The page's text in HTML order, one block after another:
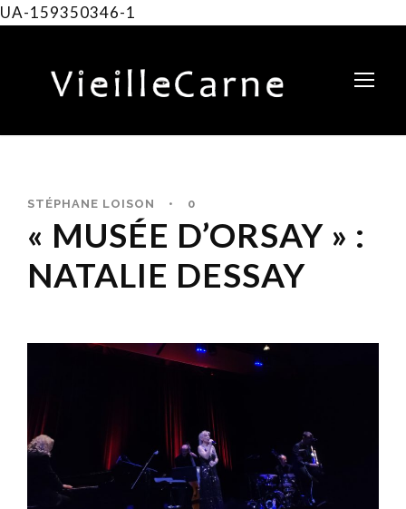
UA-159350346-1
STÉPHANE LOISON • 0
« MUSÉE D’ORSAY » :
NATALIE DESSAY